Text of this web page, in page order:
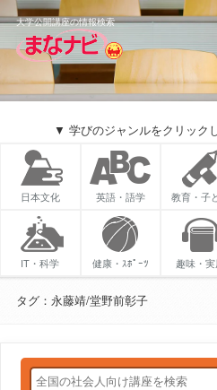
大学公開講座の情報検索
▼ 学びのジャンルをクリック
日本文化 英語・語学 教育・子
IT・科学 健康・ｽﾎﾟｰﾂ 趣味・実
タグ：永藤靖/堂野前彰子